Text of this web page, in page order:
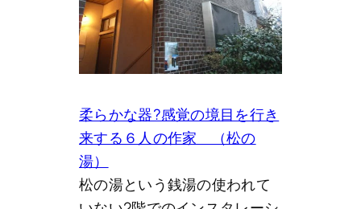
柔らかな器?感覚の境目を行き
来する６人の作家 （松の
湯）
松の湯という銭湯の使われて